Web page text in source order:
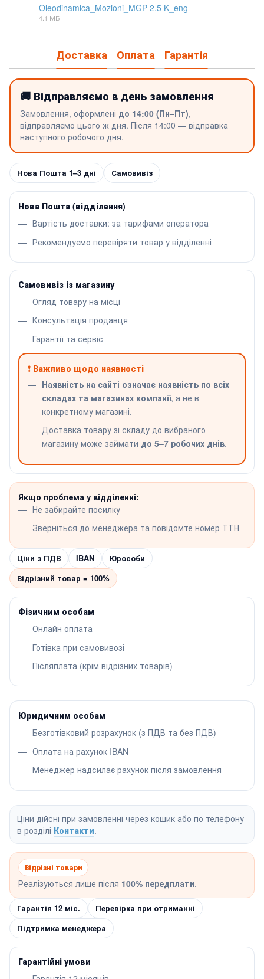
Oleodinamica_Mozioni_MGP 2.5 K_eng
4.1 МБ
Доставка Оплата Гарантія
🚚 Відправляємо в день замовлення
Замовлення, оформлені до 14:00 (Пн–Пт),
відправляємо цього ж дня. Після 14:00 — відправка
наступного робочого дня.
Нова Пошта 1–3 дні Самовивіз
Нова Пошта (відділення)
Вартість доставки: за тарифами оператора
Рекомендуємо перевіряти товар у відділенні
Самовивіз із магазину
Огляд товару на місці
Консультація продавця
Гарантії та сервіс
❗ Важливо щодо наявності
Наявність на сайті означає наявність по всіх
складах та магазинах компанії, а не в
конкретному магазині.
Доставка товару зі складу до вибраного
магазину може займати до 5–7 робочих днів.
Якщо проблема у відділенні:
Не забирайте посилку
Зверніться до менеджера та повідомте номер ТТН
Ціни з ПДВ IBAN
Юрособи
Відрізний товар = 100%
Фізичним особам
Онлайн оплата
Готівка при самовивозі
Післяплата (крім відрізних товарів)
Юридичним особам
Безготівковий розрахунок (з ПДВ та без ПДВ)
Оплата на рахунок IBAN
Менеджер надсилає рахунок після замовлення
Ціни дійсні при замовленні через кошик або по телефону
в розділі Контакти.
Відрізні товари
Реалізуються лише після 100% передплати.
Гарантія 12 міс.
Перевірка при отриманні
Підтримка менеджера
Гарантійні умови